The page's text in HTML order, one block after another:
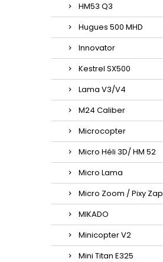
HM53 Q3
Hugues 500 MHD
Innovator
Kestrel SX500
Lama V3/V4
M24 Caliber
Microcopter
Micro Héli 3D/ HM 52
Micro Lama
Micro Zoom / Pixy Zap
MIKADO
Minicopter V2
Mini Titan E325